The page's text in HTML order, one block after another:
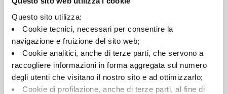
Questo sito utilizza:
Cookie tecnici, necessari per consentire la
navigazione e fruizione del sito web;
Cookie analitici, anche di terze parti, che servono a
raccogliere informazioni in forma aggregata sul numero
degli utenti che visitano il nostro sito e ad ottimizzarlo;
Cookie di profilazione, anche di terze parti, al fine di
autovalutazione effettuata direttamente dal soggetto
erogatore.
Modalità di invio delle segnalazioni
e recapiti del soggetto erogatore